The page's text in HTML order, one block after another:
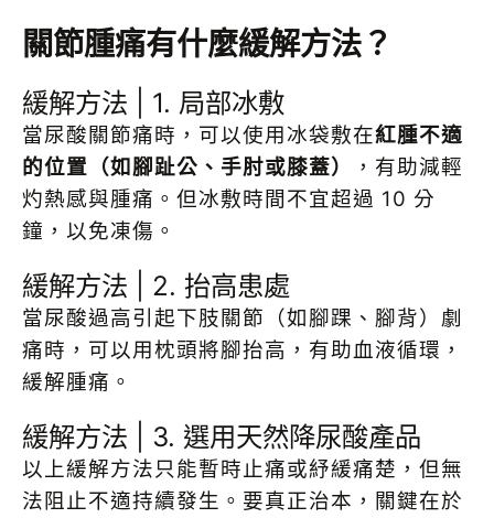
關節腫痛有什麼緩解方法？
緩解方法 | 1. 局部冰敷
當尿酸關節痛時，可以使用冰袋敷在紅腫不適
的位置（如腳趾公、手肘或膝蓋）
，有助減輕
灼熱感與腫痛。但冰敷時間不宜超過 10 分
鐘，以免凍傷。
緩解方法 | 2. 抬高患處
當尿酸過高引起下肢關節（如腳踝、腳背）劇
痛時，可以用枕頭將腳抬高，有助血液循環，
緩解腫痛。
緩解方法 | 3. 選用天然降尿酸產品
以上緩解方法只能暫時止痛或紓緩痛楚，但無
法阻止不適持續發生。要真正治本，關鍵在於